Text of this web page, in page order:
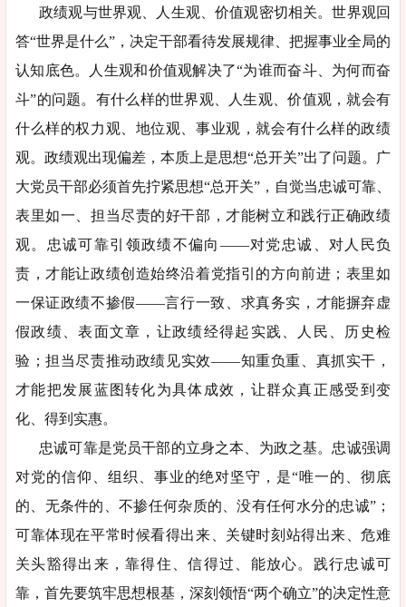
政绩观与世界观、人生观、价值观密切相关。世界观回
答“世界是什么”，决定干部看待发展规律、把握事业全局的
认知底色。人生观和价值观解决了“为谁而奋斗、为何而奋
斗”的问题。有什么样的世界观、人生观、价值观，就会有
什么样的权力观、地位观、事业观，就会有什么样的政绩
观。政绩观出现偏差，本质上是思想“总开关”出了问题。广
大党员干部必须首先拧紧思想“总开关”，自觉当忠诚可靠、
表里如一、担当尽责的好干部，才能树立和践行正确政绩
观。忠诚可靠引领政绩不偏向——对党忠诚、对人民负
责，才能让政绩创造始终沿着党指引的方向前进；表里如
一保证政绩不掺假——言行一致、求真务实，才能摒弃虚
假政绩、表面文章，让政绩经得起实践、人民、历史检
验；担当尽责推动政绩见实效——知重负重、真抓实干，
才能把发展蓝图转化为具体成效，让群众真正感受到变
化、得到实惠。
忠诚可靠是党员干部的立身之本、为政之基。忠诚强调
对党的信仰、组织、事业的绝对坚守，是“唯一的、彻底
的、无条件的、不掺任何杂质的、没有任何水分的忠诚”；
可靠体现在平常时候看得出来、关键时刻站得出来、危难
关头豁得出来，靠得住、信得过、能放心。践行忠诚可
靠，首先要筑牢思想根基，深刻领悟“两个确立”的决定性意